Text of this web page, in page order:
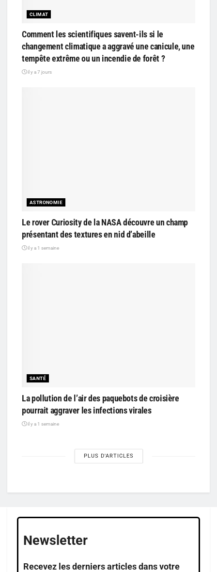
CLIMAT
Comment les scientifiques savent-ils si le
changement climatique a aggravé une canicule, une
tempête extrême ou un incendie de forêt ?
il y a 7 jours
ASTRONOMIE
Le rover Curiosity de la NASA découvre un champ
présentant des textures en nid d’abeille
il y a 1 semaine
SANTÉ
La pollution de l’air des paquebots de croisière
pourrait aggraver les infections virales
il y a 1 semaine
PLUS D'ARTICLES
Newsletter
Recevez les derniers articles dans votre